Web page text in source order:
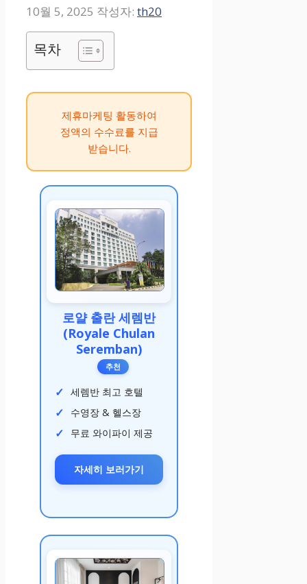
10월 5, 2025 작성자: th20
목차
제휴마케팅 활동하여
정액의 수수료를 지급
받습니다.
로얄 출란 세렘반
(Royale Chulan
Seremban)
추천
세렘반 최고 호텔
수영장 & 헬스장
무료 와이파이 제공
자세히 보러가기